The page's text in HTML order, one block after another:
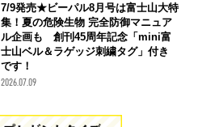
7/9発売★ビーパル8月号は富士山大特
集！夏の危険生物 完全防御マニュア
ル企画も 創刊45周年記念「mini富
士山ベル＆ラゲッジ刺繍タグ」付き
です！
2026.07.09